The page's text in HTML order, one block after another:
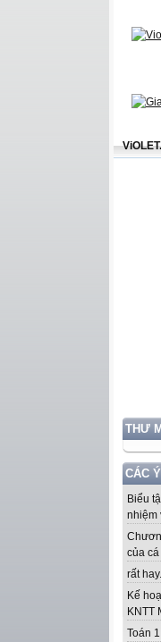
THƯ
CÁC
Biểu
nhiệm
của
rất
Kế
KNTT
Toán